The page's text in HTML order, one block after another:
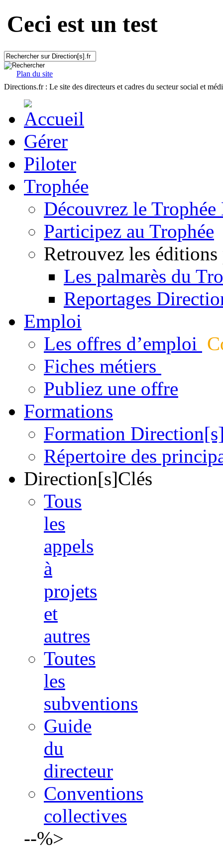
Ceci est un test
Plan du site
Directions.fr : Le site des directeurs et cadres du secteur social et
Gérer
Piloter
Trophée
Découvrez le
Participez au Trophée
Retrouvez les éditions
Les palmarès du
Reportages
Emploi
Les offres d’emploi
Fiches métiers
Publiez une offre
Formations
Formation
Répertoire des
Direction[s]Clés
Tous
les
appels
à
projets
et
autres
Toutes
les
subventions
Guide
du
directeur
Conventions
collectives
--%>